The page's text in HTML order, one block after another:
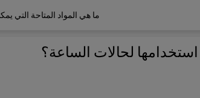
ما هي المواد المتاحة التي
لحالات الساعة؟